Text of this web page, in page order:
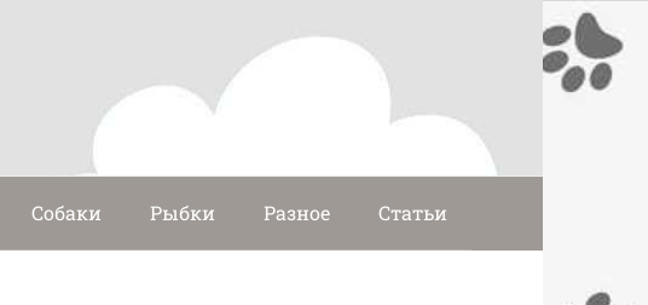
Собаки Рыбки Разное Статьи